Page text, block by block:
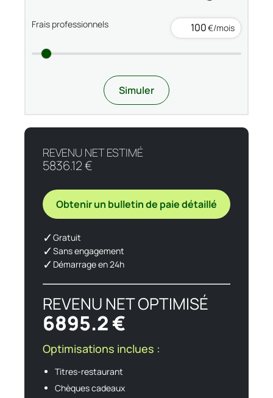
€/mois
Frais professionnels
Simuler
REVENU NET ESTIMÉ
5836.12 €
Obtenir un bulletin de paie détaillé
✓Gratuit
✓Sans engagement
✓ Démarrage en 24h
REVENU NET OPTIMISÉ
6895.2 €
Optimisations inclues :
Titres-restaurant
Chèques cadeaux